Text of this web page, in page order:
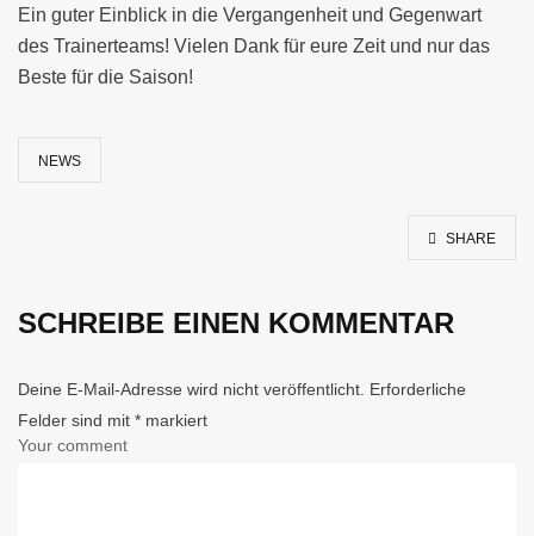
Ein guter Einblick in die Vergangenheit und Gegenwart
des Trainerteams! Vielen Dank für eure Zeit und nur das
Beste für die Saison!
NEWS
SHARE
SCHREIBE EINEN KOMMENTAR
Deine E-Mail-Adresse wird nicht veröffentlicht. Erforderliche
Felder sind mit * markiert
Your comment